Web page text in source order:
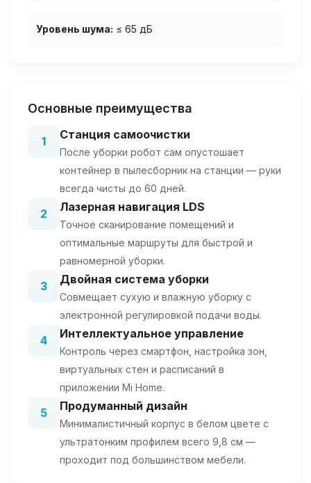
Уровень шума: ≤ 65 дБ
Основные преимущества
1 Станция самоочистки
После уборки робот сам опустошает
контейнер в пылесборник на станции — руки
всегда чисты до 60 дней.
2 Лазерная навигация LDS
Точное сканирование помещений и
оптимальные маршруты для быстрой и
равномерной уборки.
3 Двойная система уборки
Совмещает сухую и влажную уборку с
электронной регулировкой подачи воды.
4 Интеллектуальное управление
Контроль через смартфон, настройка зон,
виртуальных стен и расписаний в
приложении Mi Home.
5 Продуманный дизайн
Минималистичный корпус в белом цвете с
ультратонким профилем всего 9,8 см —
проходит под большинством мебели.